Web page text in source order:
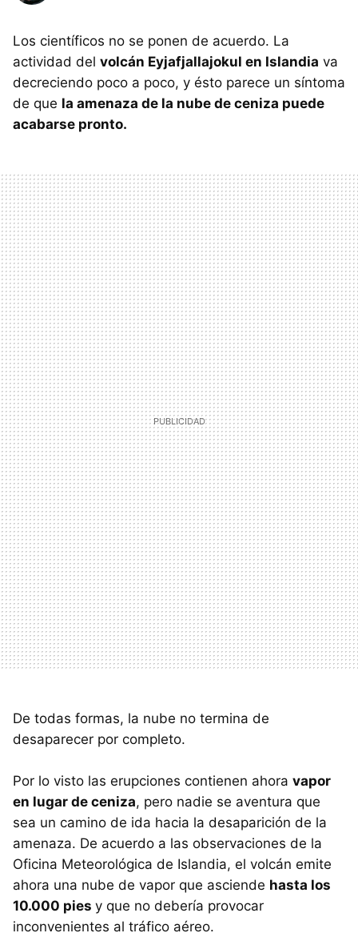
Los científicos no se ponen de acuerdo. La
actividad del volcán Eyjafjallajokul en Islandia va
decreciendo poco a poco, y ésto parece un síntoma
de que la amenaza de la nube de ceniza puede
acabarse pronto.
De todas formas, la nube no termina de
desaparecer por completo.
Por lo visto las erupciones contienen ahora vapor
en lugar de ceniza, pero nadie se aventura que
sea un camino de ida hacia la desaparición de la
amenaza. De acuerdo a las observaciones de la
Oficina Meteorológica de Islandia, el volcán emite
ahora una nube de vapor que asciende hasta los
10.000 pies y que no debería provocar
inconvenientes al tráfico aéreo.